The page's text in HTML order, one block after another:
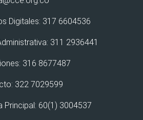
Digitales: 317 6604536
311 2936441
316 8677487
322 7029599
Principal: 60(1) 3004537